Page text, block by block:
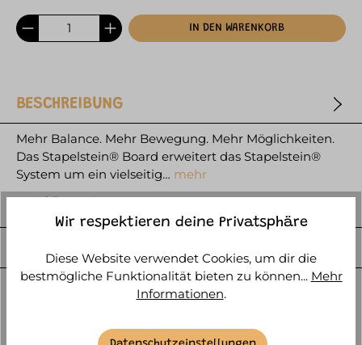
IN DEN WARENKORB
BESCHREIBUNG
Mehr Balance. Mehr Bewegung. Mehr Möglichkeiten.
Das Stapelstein® Board erweitert das Stapelstein®
System um ein vielseitig… mehr
Wir respektieren deine Privatsphäre
Diese Website verwendet Cookies, um dir die
bestmögliche Funktionalität bieten zu können... Mehr
Informationen.